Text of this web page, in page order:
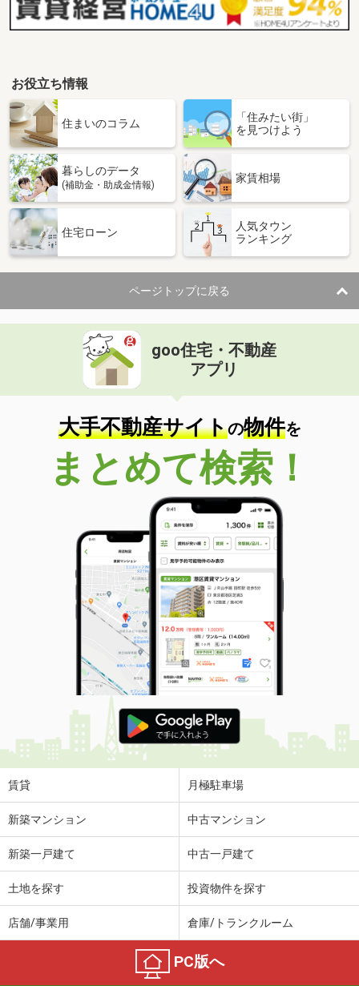
お役立ち情報
住まいのコラム
「住みたい街」
を見つけよう
暮らしのデータ
(補助金・助成金情報)
家賃相場
住宅ローン
人気タウン
ランキング
ページトップに戻る
goo住宅・不動産
アプリ
大手不動産サイトの物件を
まとめて検索！
賃貸 月極駐車場
新築マンション 中古マンション
新築一戸建て 中古一戸建て
土地を探す 投資物件を探す
店舗/事業用 倉庫/トランクルーム
PC版へ